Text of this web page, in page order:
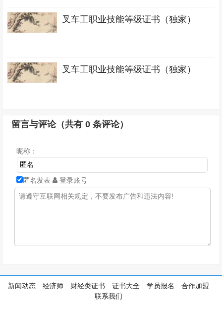
叉车工职业技能等级证书（独家）
叉车工职业技能等级证书（独家）
留言与评论（共有0 条评论）
昵称：
匿名发表 登录账号
新闻动态 经济师 财经类证书 证书大全 学员报名
合作加盟
联系我们